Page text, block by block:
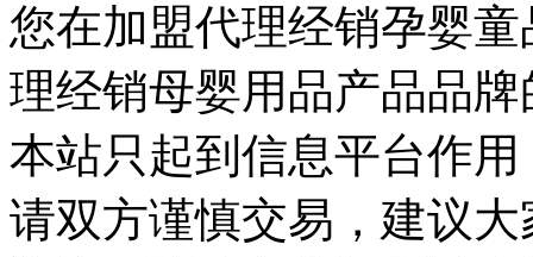
您在加盟代理经销孕婴
理经销母婴用品产品品
本站只起到信息平台作
请双方谨慎交易，建议